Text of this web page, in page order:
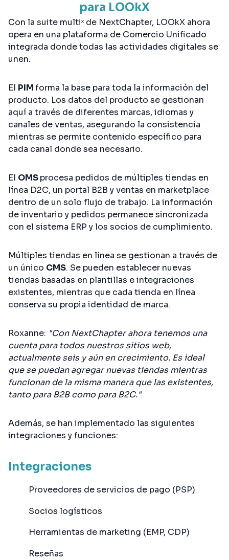
para LOOkX
Con la suite multiˣ de NextChapter, LOOkX ahora
opera en una plataforma de Comercio Unificado
integrada donde todas las actividades digitales se
unen.
El PIMforma la base para toda la información del
producto. Los datos del producto se gestionan
aquí a través de diferentes marcas, idiomas y
canales de ventas, asegurando la consistencia
mientras se permite contenido específico para
cada canal donde sea necesario.
El OMSprocesa pedidos de múltiples tiendas en
línea D2C, un portal B2B y ventas en marketplace
dentro de un solo flujo de trabajo. La información
de inventario y pedidos permanece sincronizada
con el sistema ERP y los socios de cumplimiento.
Múltiples tiendas en línea se gestionan a través de
un único CMS. Se pueden establecer nuevas
tiendas basadas en plantillas e integraciones
existentes, mientras que cada tienda en línea
conserva su propia identidad de marca.
Roxanne: "Con NextChapter ahora tenemos una
cuenta para todos nuestros sitios web,
actualmente seis y aún en crecimiento. Es ideal
que se puedan agregar nuevas tiendas mientras
funcionan de la misma manera que las existentes,
tanto para B2B como para B2C."
Además, se han implementado las siguientes
integraciones y funciones:
Integraciones
Proveedores de servicios de pago (PSP)
Socios logísticos
Herramientas de marketing (EMP, CDP)
Reseñas